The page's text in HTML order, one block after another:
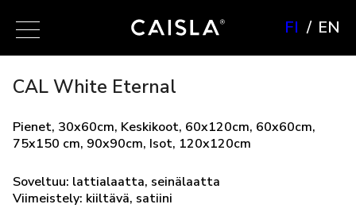
FI EN
CAL White Eternal
Pienet, 30x60cm, Keskikoot, 60x120cm, 60x60cm,
75x150 cm, 90x90cm, Isot, 120x120cm
Soveltuu: lattialaatta, seinälaatta
Viimeistely: kiiltävä, satiini